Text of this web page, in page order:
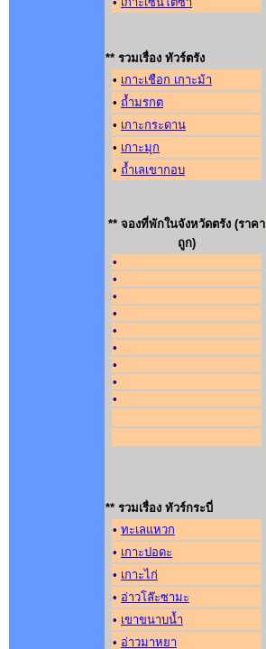
** รวมเรื่อง ทัวร์ตรัง
• เกาะเชือก เกาะม้า
• ถ้ำมรกต
• เกาะกระดาน
• เกาะมุก
• ถ้ำเลเขากอบ
** จองที่พักในจังหวัดตรัง (ราคา
ถูก)
•
•
•
•
•
•
•
•
•
** รวมเรื่อง ทัวร์กระบี่
• ทะเลแหวก
• เกาะปอดะ
• เกาะไก่
• อ่าวโล๊ะซามะ
• เขาขนาบน้ำ
• อ่าวมาหยา